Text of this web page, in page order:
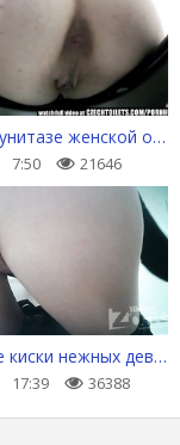
Камера в унитазе женской общаги
7:50 21646
Писающие киски нежных девулек
17:39 36388